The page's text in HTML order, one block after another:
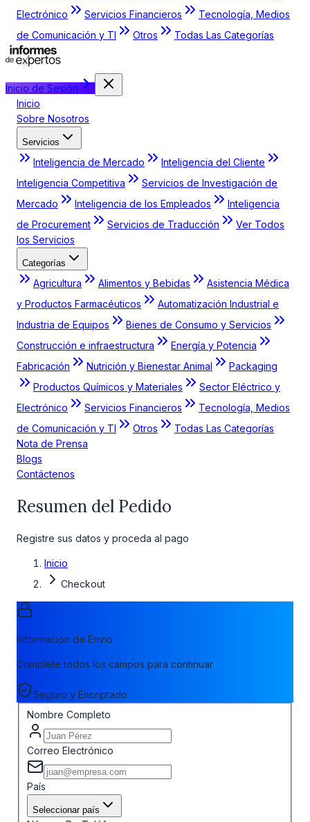
Electrónico
Servicios Financieros
Tecnología, Medios
de Comunicación y TI
Otros Todas Las Categorías
Inicio de Sesión
Inicio
Sobre Nosotros
Servicios
Inteligencia de Mercado
Inteligencia del Cliente
Inteligencia Competitiva
Servicios de Investigación de
Mercado
Inteligencia de los Empleados
Inteligencia
de Procurement
Servicios de Traducción
Ver Todos
los Servicios
Categorías
Agricultura Alimentos y Bebidas
Asistencia Médica
y Productos Farmacéuticos
Automatización Industrial e
Industria de Equipos
Bienes de Consumo y Servicios
Construcción e infraestructura
Energía y Potencia
Fabricación
Nutrición y Bienestar Animal
Packaging
Productos Químicos y Materiales
Sector Eléctrico y
Electrónico
Servicios Financieros
Tecnología, Medios
de Comunicación y TI
Otros
Todas Las Categorías
Nota de Prensa
Blogs
Contáctenos
Resumen del Pedido
Registre sus datos y proceda al pago
Inicio
Checkout
Informacion de Envio
Complete todos los campos para continuar
Seguro y Encriptado
Nombre Completo
Correo Electrónico
País
Seleccionar país